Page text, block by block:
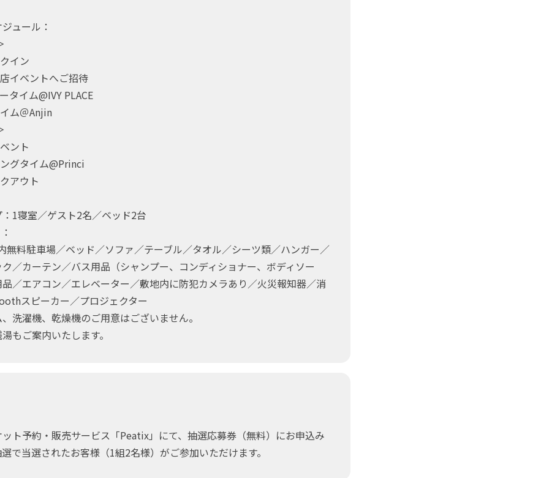
ュール：
イン
イベントへご招待
タイム@IVY PLACE
ム＠Anjin
ント
グタイム@Princi
アウト
1寝室／ゲスト2名／ベッド2台
無料駐車場／ベッド／ソファ／テーブル／タオル／シーツ類／ハンガー／
／カーテン／バス用品（シャンプー、コンディショナー、ボディソー
／エアコン／エレベーター／敷地内に防犯カメラあり／火災報知器／消
スピーカー／プロジェクター
洗濯機、乾燥機のご用意はございません。
ご案内いたします。
ト予約・販売サービス「Peatix」にて、抽選応募券（無料）にお申込み
で当選されたお客様（1組2名様）がご参加いただけます。